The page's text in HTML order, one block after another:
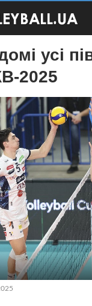
усі
2025